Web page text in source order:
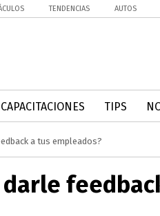
TENDENCIAS AUTOS
CAPACITACIONES TIPS
a tus empleados?